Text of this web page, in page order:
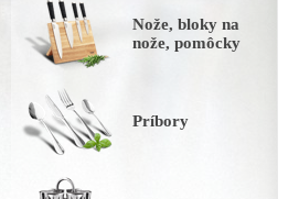
Nože, bloky na
nože, pomôcky
Príbory